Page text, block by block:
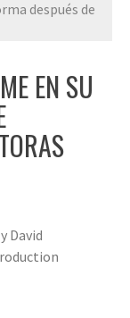
EN SU
David